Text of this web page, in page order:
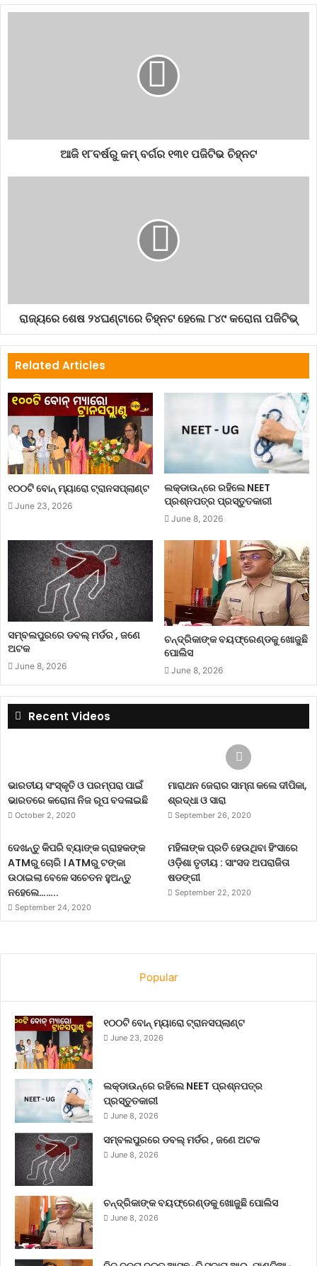
odishacoronadeath
ଆଜି ୧୮ବର୍ଷରୁ କମ୍‌ ବର୍ଗର ୧୩୧ ପଜିଟିଭ ଚିହ୍ନଟ
ରାଜ୍ୟରେ ଶେଷ ୨୪ଘଣ୍ଟାରେ ଚିହ୍ନଟ ହେଲେ ୮୪୯ କରୋନା ପଜିଟିଭ୍
Related Articles
୧୦୦ଟି ବୋନ୍ ମ୍ୟାରୋ ଟ୍ରାନସପ୍ଲାଣ୍ଟ
June 23, 2026
ଲକ୍‌ଡାଉନ୍‌ରେ ରହିଲେ NEET
ପ୍ରଶ୍ନପତ୍ର ପ୍ରସ୍ତୁତକାରୀ
June 8, 2026
ସମ୍ବଲପୁରରେ ଡବଲ୍ ମର୍ଡର , ଜଣେ
ଅଟକ
June 8, 2026
ଚନ୍ଦ୍ରିକାଙ୍କ ବୟଫ୍ରେଣ୍ଡକୁ ଖୋଜୁଛି
ପୋଲିସ
June 8, 2026
Recent Videos
ଭାରତୀୟ ସଂସ୍କୃତି ଓ ପରମ୍ପରା ପାଇଁ
ଭାରତରେ କରୋନା ନିଜ ରୂପ ବଦଳାଇଛି
October 2, 2020
ମାରାଥନ ଜେରାର ସାମ୍ନା କଲେ ଦୀପିକା,
ଶ୍ରଦ୍ଧା ଓ ସାରା
September 26, 2020
ଦେଖନ୍ତୁ କିପରି ବ୍ୟାଙ୍କ ଗ୍ରାହକଙ୍କ
ATMରୁ ଚୋରି । ATMରୁ ଟଙ୍କା
ଉଠାଇଲା ବେଳେ ସଚେତନ ହୁଅନ୍ତୁ
ନହେଲେ……..
September 24, 2020
ମହିଳାଙ୍କ ପ୍ରତି ହେଉଥିବା ହିଂସାରେ
ଓଡ଼ିଶା ତୃତୀୟ : ସାଂସଦ ଅପରାଜିତା
ଷଡଙ୍ଗୀ
September 22, 2020
Popular
୧୦୦ଟି ବୋନ୍ ମ୍ୟାରୋ ଟ୍ରାନସପ୍ଲାଣ୍ଟ
June 23, 2026
ଲକ୍‌ଡାଉନ୍‌ରେ ରହିଲେ NEET ପ୍ରଶ୍ନପତ୍ର
ପ୍ରସ୍ତୁତକାରୀ
June 8, 2026
ସମ୍ବଲପୁରରେ ଡବଲ୍ ମର୍ଡର , ଜଣେ ଅଟକ
June 8, 2026
ଚନ୍ଦ୍ରିକାଙ୍କ ବୟଫ୍ରେଣ୍ଡକୁ ଖୋଜୁଛି ପୋଲିସ
June 8, 2026